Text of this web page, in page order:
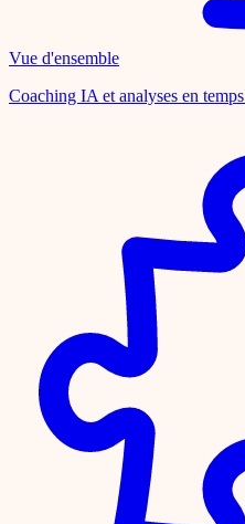
Vue d'ensemble
Coaching IA et analyses en